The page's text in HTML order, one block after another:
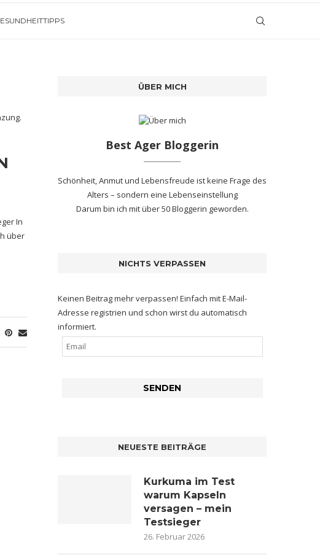
In
über
ÜBER MICH
Best Ager Bloggerin
Schönheit, Anmut und Lebensfreude ist keine Frage des
Alters – sondern eine Lebenseinstellung
Darum bin ich mitüber 50 Bloggerin geworden.
NICHTS VERPASSEN
Keinen Beitrag mehr verpassen! Einfach mit E-Mail-
Adresse registrien und schon wirst du automatisch
informiert.
NEUESTE BEITRÄGE
Kurkuma im Test
warum Kapseln
versagen – mein
Testsieger
26. Februar 2026